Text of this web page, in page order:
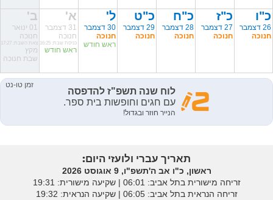
כ"ו
26 דצמבר
חנוכה
כ"ז
27 דצמבר
חנוכה
כ"ח
28 דצמבר
חנוכה
כ"ט
29 דצמבר
חנוכה
ל'
30 דצמבר
חנוכה
ראש חודש
א'
31 דצמבר
חנוכה
כניסת שבת: 16:25
ראש חודש
ב'
01 ינואר
חנוכה
צאת השבת: 17:27
מקץ
שבת חנוכה
תאריך עברי ולועזי היום:
ראשון, כ"ו אב ה'תשפ"ו, 9 אוגוסט 2026
זריחה מישורית בתל אביב: ‎06:01 | שקיעה מישורית: 19:31
זריחה הנראית בתל אביב: ‎06:05 | שקיעה הנראית: 19:32